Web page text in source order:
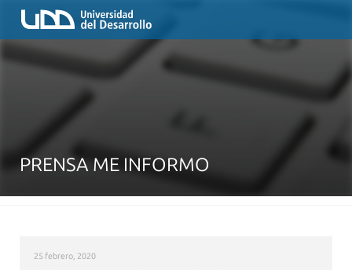
PRENSA ME INFORMO
25 febrero, 2020